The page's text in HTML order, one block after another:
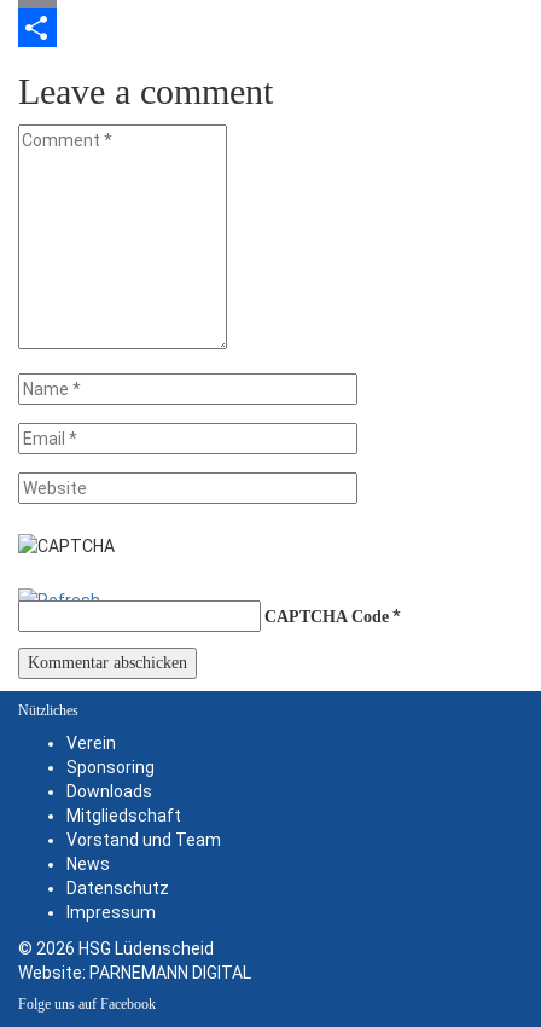
Email
Leave a comment
CAPTCHA Code *
Nützliches
Verein
Sponsoring
Downloads
Mitgliedschaft
Vorstand und Team
News
Datenschutz
Impressum
© 2026 HSG Lüdenscheid
Website: PARNEMANN DIGITAL
Folge uns auf Facebook